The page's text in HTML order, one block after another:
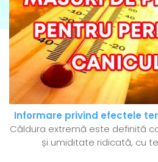
Informare privind efectele
Căldura extremă este definită
și umiditate ridicată, cu